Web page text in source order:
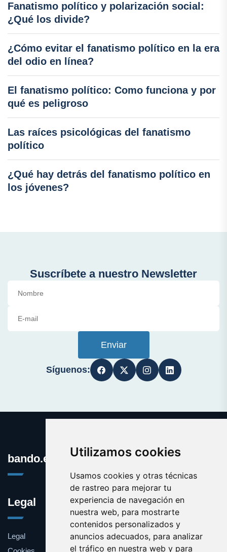
Utilizamos cookies
Usamos cookies y otras técnicas
de rastreo para mejorar tu
experiencia de navegación en
nuestra web, para mostrarte
contenidos personalizados y
anuncios adecuados, para analizar
el tráfico en nuestra web y para
Fanatismo político y polarización social:
¿Qué los divide?
¿Cómo evitar el fanatismo político en la era
del odio en línea?
El fanatismo político: Como funciona y por
qué es peligroso
Las raíces psicológicas del fanatismo
político
¿Qué hay detrás del fanatismo político en
los jóvenes?
Suscríbete a nuestro Newsletter
Enviar
Síguenos:
bando.es
Legal
Legal